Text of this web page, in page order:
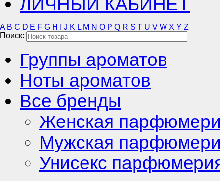
ЛИЧНЫЙ КАБИНЕТ
A B C D E F G H J K L M N O P Q R S T U V W X Y Z
Поиск:
Группы ароматов
Ноты ароматов
Все бренды
Женская
Мужская
Унисекс